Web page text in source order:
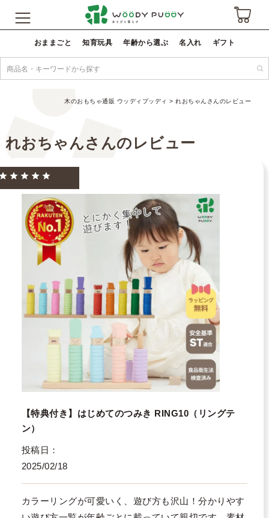
おままごと 知育玩具 年齢から選ぶ 名入れ ギフト
木のおもちゃ通販 ウッディプッディ れおちゃんさんのレビュー
れおちゃんさんのレビュー
【特典付き】はじめてのつみき RING10（リングテ
ン）
投稿日
2025/02/18
カラーリングが可愛いく、遊び方も沢山！分かりやす